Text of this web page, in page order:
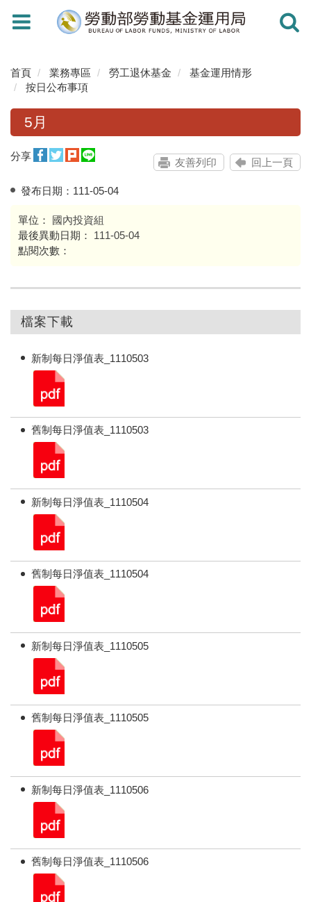
Toggle
navigation
Toggle
首頁 業務專區 勞工退休基金
基金運用情形
按日公布事項
5月
分享
友善列印 回上一頁
發布日期： 111-05-04
單位：
國內投資組
最後異動日期：
111-05-04
點閱次數：
檔案下載
新制每日淨值表_1110503
舊制每日淨值表_1110503
新制每日淨值表_1110504
舊制每日淨值表_1110504
新制每日淨值表_1110505
舊制每日淨值表_1110505
新制每日淨值表_1110506
舊制每日淨值表_1110506